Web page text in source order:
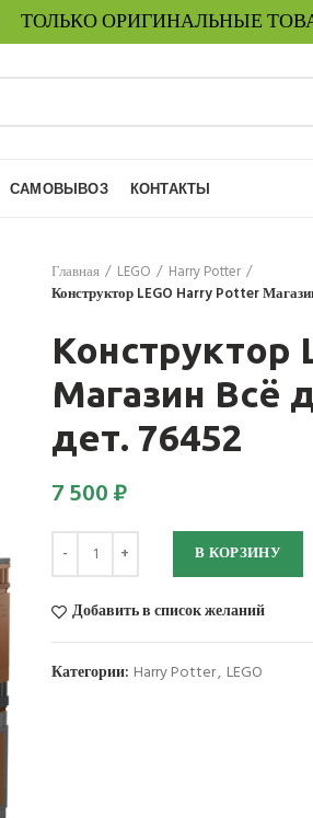
ТОЛЬКО ОРИГИНАЛЬНЫЕ
САМОВЫВОЗ КОНТАКТЫ
Главная LEGO
Harry Potter
Конструктор LEGO Harry Potter
Конструктор
Магазин Всё
дет. 76452
7 500₽
Количество В КОРЗИНУ
Добавить в список желаний
Категории: Harry Potter, LEGO